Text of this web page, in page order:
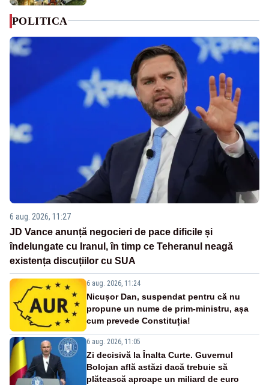
POLITICA
6 aug. 2026, 11:27
JD Vance anunță negocieri de pace dificile și
îndelungate cu Iranul, în timp ce Teheranul neagă
existența discuțiilor cu SUA
6 aug. 2026, 11:24
Nicușor Dan, suspendat pentru că nu
propune un nume de prim-ministru, așa
cum prevede Constituția!
6 aug. 2026, 11:05
Zi decisivă la Înalta Curte. Guvernul
Bolojan află astăzi dacă trebuie să
plătească aproape un miliard de euro